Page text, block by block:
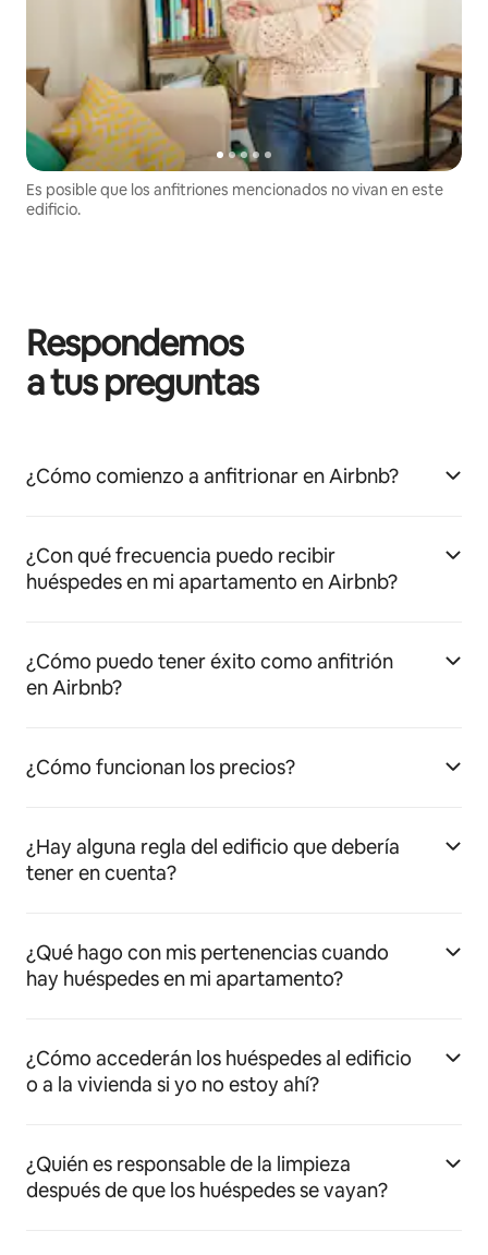
Es posible que los anfitriones mencionados no vivan en este
edificio.
Respondemos
a tus preguntas
¿Cómo comienzo a anfitrionar en Airbnb?
¿Con qué frecuencia puedo recibir
huéspedes en mi apartamento en Airbnb?
¿Cómo puedo tener éxito como anfitrión
en Airbnb?
¿Cómo funcionan los precios?
¿Hay alguna regla del edificio que debería
tener en cuenta?
¿Qué hago con mis pertenencias cuando
hay huéspedes en mi apartamento?
¿Cómo accederán los huéspedes al edificio
o a la vivienda si yo no estoy ahí?
¿Quién es responsable de la limpieza
después de que los huéspedes se vayan?